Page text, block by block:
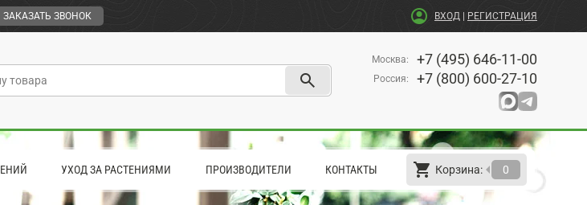
ЗАКАЗАТЬ ЗВОНОК account_circle ВХОД РЕГИСТРАЦИЯ
search
Москва: +7 (495) 646-11-00
Россия: +7 (800) 600-27-10
УХОД ЗА РАСТЕНИЯМИ ПРОИЗВОДИТЕЛИ КОНТАКТЫ shopping_cart Корзина: 0
arrow_left